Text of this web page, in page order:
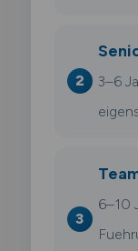
3–6
6–10